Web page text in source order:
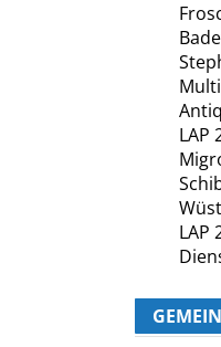
LAP
LAP